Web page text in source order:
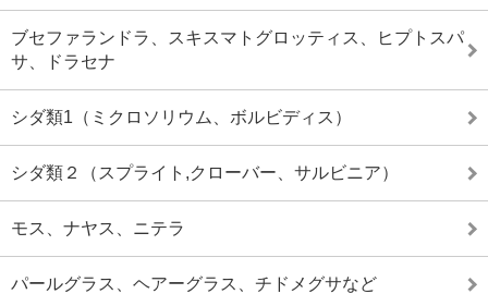
ブセファランドラ、スキスマトグロッティス、ヒプトスパ
サ、ドラセナ
シダ類1（ミクロソリウム、ボルビディス）
シダ類２（スプライト,クローバー、サルビニア）
モス、ナヤス、ニテラ
パールグラス、ヘアーグラス、チドメグサなど